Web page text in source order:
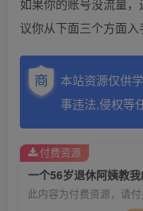
议你从下面三个方面
本站资源仅供
事违法,侵权等
一个56岁退休阿姨教
此内容为付费资源，请
付费资源